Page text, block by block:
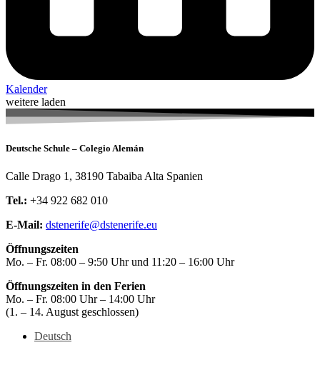
Kalender
weitere laden
Deutsche Schule – Colegio Alemán
Calle Drago 1, 38190 Tabaiba Alta Spanien
Tel.: +34 922 682 010
E-Mail: dstenerife@dstenerife.eu
Öffnungszeiten
Mo. – Fr. 08:00 – 9:50 Uhr und 11:20 – 16:00 Uhr
Öffnungszeiten in den Ferien
Mo. – Fr. 08:00 Uhr – 14:00 Uhr
(1. – 14. August geschlossen)
Deutsch